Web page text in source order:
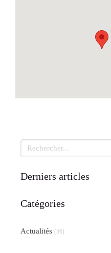
Rechercher
Derniers articles
Catégories
Actualités (56)